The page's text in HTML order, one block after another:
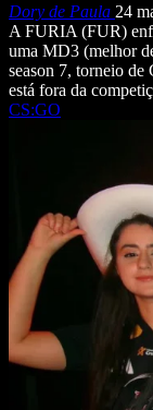
Dory de Paula 24
A FURIA (FUR)
uma MD3 (melhor
season 7, torneio
está fora da
CS:GO